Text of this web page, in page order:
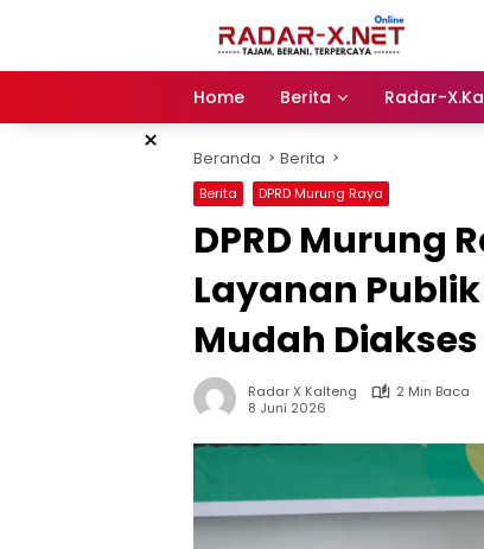
Home Berita Radar-
× Beranda Berita
Berita DPRD Murung Raya
DPRD Murung
Layanan
Mudah Diakses
Radar X Kalteng
2 Min Baca
8 Juni 2026